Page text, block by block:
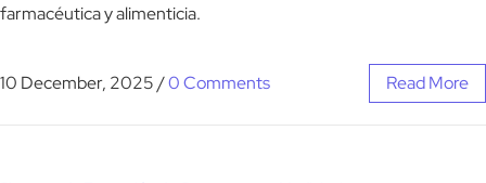
farmacéutica y alimenticia.
10 December, 2025/0 Comments Read More